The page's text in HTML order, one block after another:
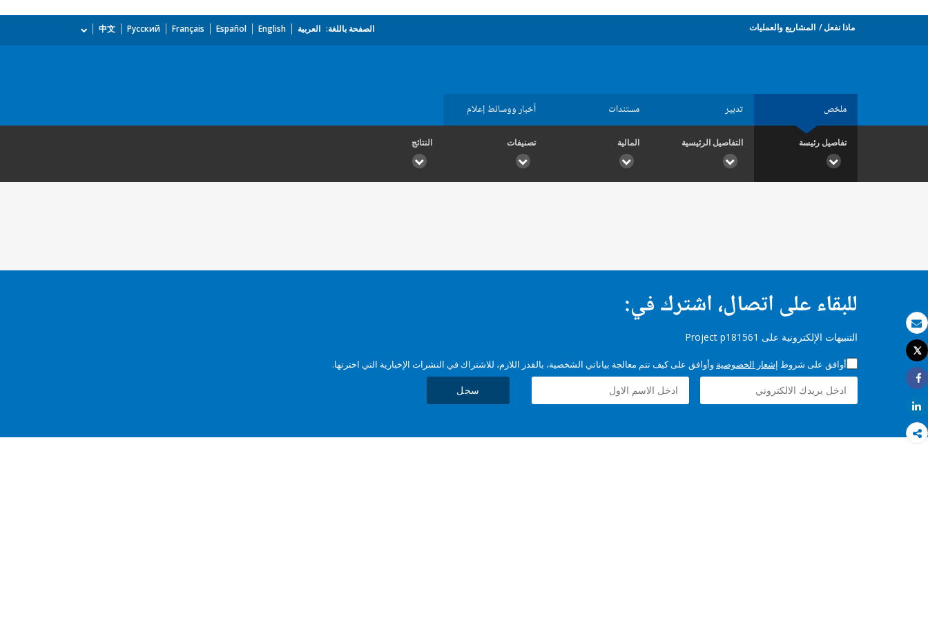
بريد الكتروني
طباعة
Tweet
Share
Share
ماذا نفعل المشاريع والعمليات الصفحة باللغة: العربية English
Español
Français
Русский
中文
ملخص تدبير مستندات أخبار ووسائط إعلام
تفاصيل رئيسة التفاصيل الرئيسية المالية تصنيفات النتائج
للبقاء على اتصال، اشترك في:
التنبيهات الإلكترونية على Project p181561
أوافق على شروط إشعار الخصوصية وأوافق على كيف تتم معالجة بياناتي الشخصية، بالقدر اللازم، للاشتراك في النشرات الإخبارية التي اخترتها.
سجل